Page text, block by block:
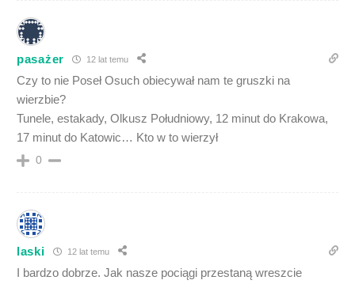
pasażer 12 lat temu
Czy to nie Poseł Osuch obiecywał nam te gruszki na
wierzbie?
Tunele, estakady, Olkusz Południowy, 12 minut do Krakowa,
17 minut do Katowic… Kto w to wierzył
0
laski 12 lat temu
I bardzo dobrze. Jak nasze pociągi przestaną wreszcie